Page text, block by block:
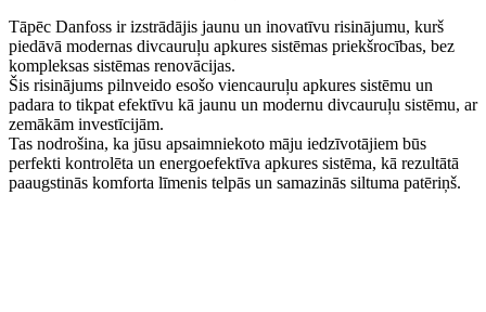
Tāpēc Danfoss ir izstrādājis jaunu un inovatīvu risinājumu, kurš
piedāvā modernas divcauruļu apkures sistēmas priekšrocības, bez
kompleksas sistēmas renovācijas.
Šis risinājums pilnveido esošo viencauruļu apkures sistēmu un
padara to tikpat efektīvu kā jaunu un modernu divcauruļu sistēmu, ar
zemākām investīcijām.
Tas nodrošina, ka jūsu apsaimniekoto māju iedzīvotājiem būs
perfekti kontrolēta un energoefektīva apkures sistēma, kā rezultātā
paaugstinās komforta līmenis telpās un samazinās siltuma patēriņš.